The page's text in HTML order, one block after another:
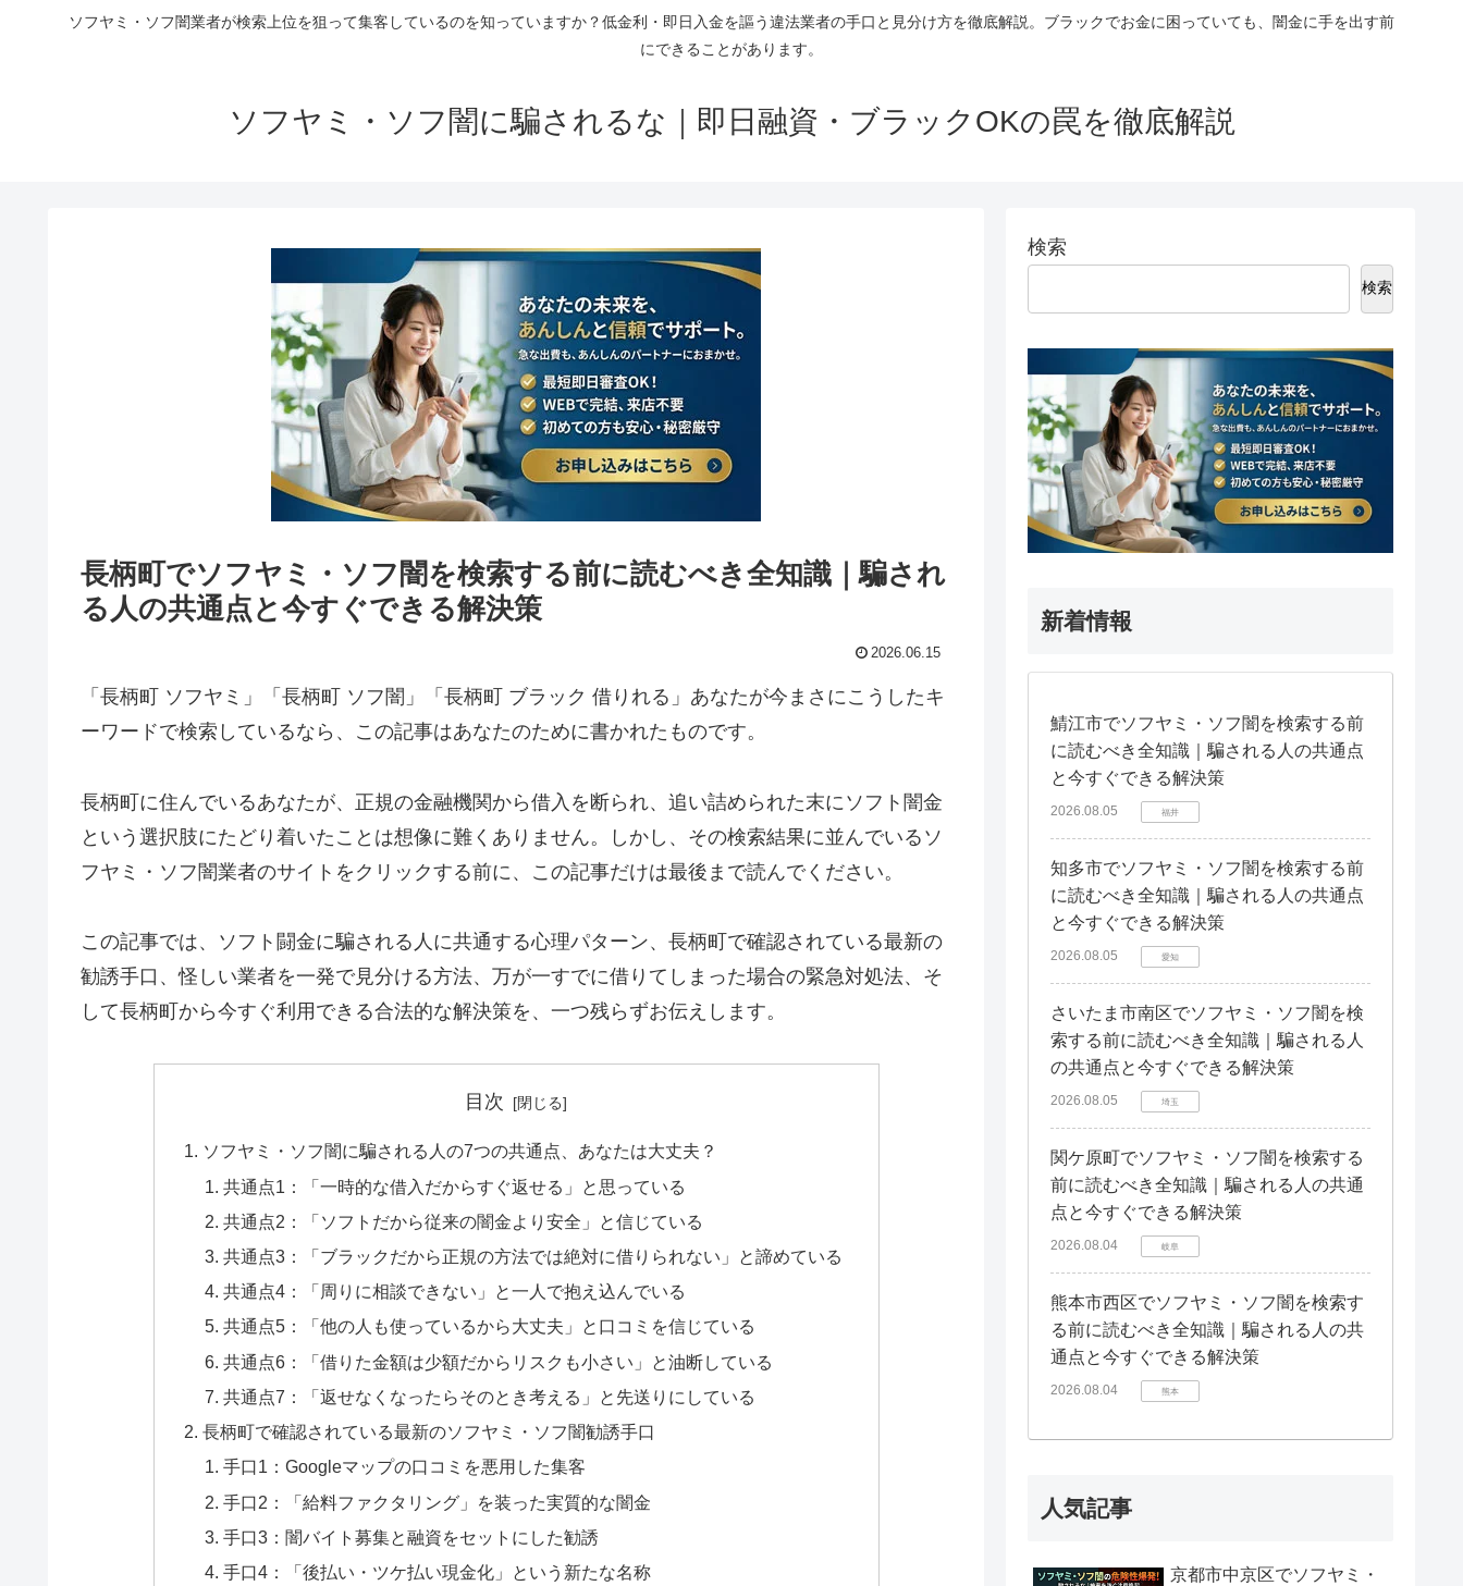
ソフヤミ・ソフ闇業者が検索上位を狙って集客しているのを知っていますか？低金利・即日入金を謳う違法業者の手口と見分け方を徹底解説。ブラックでお金に困っていても、闇金に手を出す前
にできることがあります。
ソフヤミ・ソフ闇に騙されるな｜即日融資・ブラックOKの罠を徹底解説
長柄町でソフヤミ・ソフ闇を検索する前に読むべき全知識｜騙され
る人の共通点と今すぐできる解決策
2026.06.15
「長柄町 ソフヤミ」「長柄町 ソフ闇」「長柄町 ブラック 借りれる」あなたが今まさにこうしたキ
ーワードで検索しているなら、この記事はあなたのために書かれたものです。
長柄町に住んでいるあなたが、正規の金融機関から借入を断られ、追い詰められた末にソフト闇金
という選択肢にたどり着いたことは想像に難くありません。しかし、その検索結果に並んでいるソ
フヤミ・ソフ闇業者のサイトをクリックする前に、この記事だけは最後まで読んでください。
この記事では、ソフト闘金に騙される人に共通する心理パターン、長柄町で確認されている最新の
勧誘手口、怪しい業者を一発で見分ける方法、万が一すでに借りてしまった場合の緊急対処法、そ
して長柄町から今すぐ利用できる合法的な解決策を、一つ残らずお伝えします。
目次
ソフヤミ・ソフ闇に騙される人の7つの共通点、あなたは大丈夫？
共通点1：「一時的な借入だからすぐ返せる」と思っている
共通点2：「ソフトだから従来の闇金より安全」と信じている
共通点3：「ブラックだから正規の方法では絶対に借りられない」と諦めている
共通点4：「周りに相談できない」と一人で抱え込んでいる
共通点5：「他の人も使っているから大丈夫」と口コミを信じている
共通点6：「借りた金額は少額だからリスクも小さい」と油断している
共通点7：「返せなくなったらそのとき考える」と先送りにしている
長柄町で確認されている最新のソフヤミ・ソフ闇勧誘手口
手口1：Googleマップの口コミを悪用した集客
手口2：「給料ファクタリング」を装った実質的な闇金
手口3：闇バイト募集と融資をセットにした勧誘
手口4：「後払い・ツケ払い現金化」という新たな名称
検索
検索
新着情報
鯖江市でソフヤミ・ソフ闇を検索する前
に読むべき全知識｜騙される人の共通点
と今すぐできる解決策
2026.08.05 福井
知多市でソフヤミ・ソフ闇を検索する前
に読むべき全知識｜騙される人の共通点
と今すぐできる解決策
2026.08.05 愛知
さいたま市南区でソフヤミ・ソフ闇を検
索する前に読むべき全知識｜騙される人
の共通点と今すぐできる解決策
2026.08.05 埼玉
関ケ原町でソフヤミ・ソフ闇を検索する
前に読むべき全知識｜騙される人の共通
点と今すぐできる解決策
2026.08.04 岐阜
熊本市西区でソフヤミ・ソフ闇を検索す
る前に読むべき全知識｜騙される人の共
通点と今すぐできる解決策
2026.08.04 熊本
人気記事
京都市中京区でソフヤミ・